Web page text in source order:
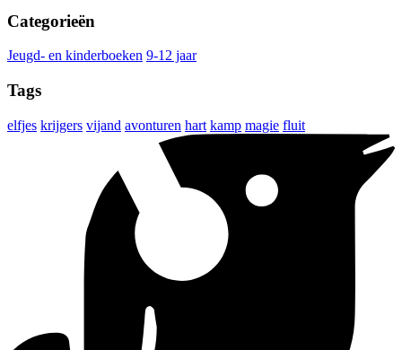
Categorieën
Jeugd- en kinderboeken 9-12 jaar
Tags
elfjes krijgers vijand avonturen hart kamp magie fluit